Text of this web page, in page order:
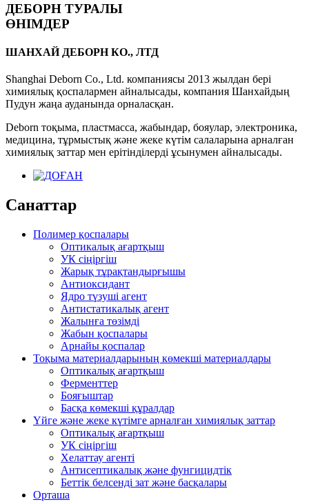
ДЕБОРН ТУРАЛЫ
ӨНІМДЕР
ШАНХАЙ ДЕБОРН КО., ЛТД
Shanghai Deborn Co., Ltd. компаниясы 2013 жылдан бері
химиялық қоспалармен айналысады, компания Шанхайдың
Пудун жаңа ауданында орналасқан.
Deborn тоқыма, пластмасса, жабындар, бояулар, электроника,
медицина, тұрмыстық және жеке күтім салаларына арналған
химиялық заттар мен ерітінділерді ұсынумен айналысады.
Санаттар
Полимер қоспалары
Оптикалық ағартқыш
УК сіңіргіш
Жарық тұрақтандырғышы
Антиоксидант
Ядро түзуші агент
Антистатикалық агент
Жалынға төзімді
Жабын қоспалары
Арнайы қоспалар
Тоқыма материалдарының көмекші материалдары
Оптикалық ағартқыш
Ферменттер
Бояғыштар
Басқа көмекші құралдар
Үйге және жеке күтімге арналған химиялық заттар
Оптикалық ағартқыш
УК сіңіргіш
Хелаттау агенті
Антисептикалық және фунгицидтік
Беттік белсенді зат және басқалары
Орташа